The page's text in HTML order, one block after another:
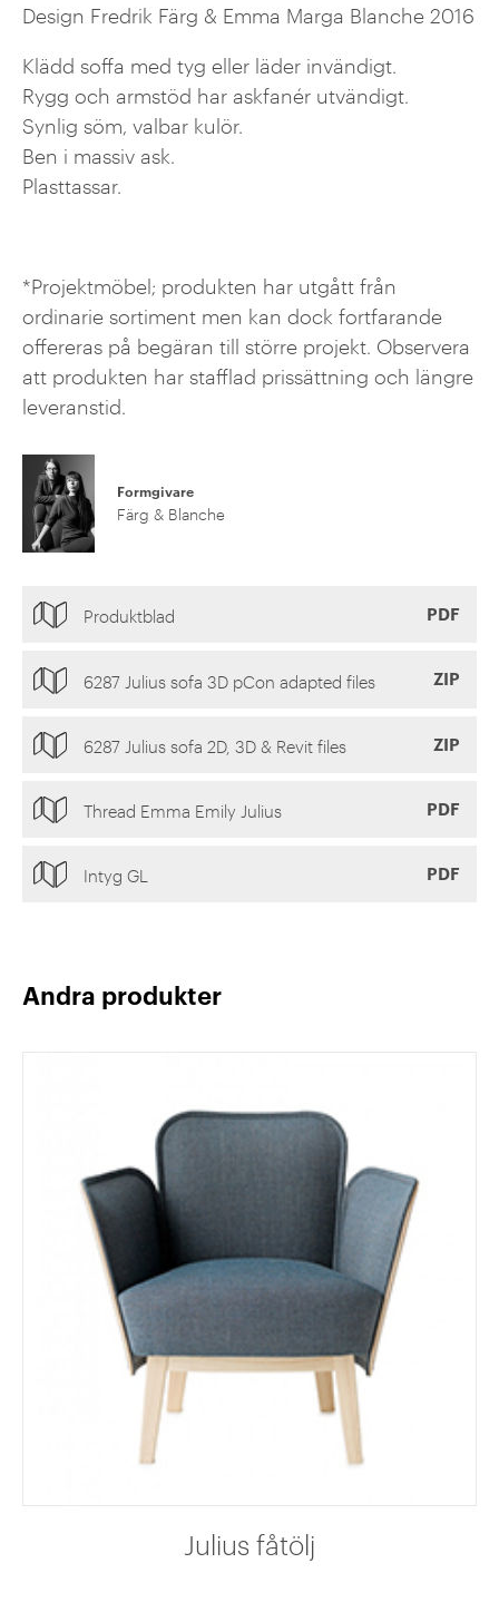
Design Fredrik Färg & Emma Marga Blanche 2016
Klädd soffa med tyg eller läder invändigt.
Rygg och armstöd har askfanér utvändigt.
Synlig söm, valbar kulör.
Ben i massiv ask.
Plasttassar.
*Projektmöbel; produkten har utgått från
ordinarie sortiment men kan dock fortfarande
offereras på begäran till större projekt. Observera
att produkten har stafflad prissättning och längre
leveranstid.
Formgivare
Färg & Blanche
Produktblad PDF
6287 Julius sofa 3D pCon adapted files ZIP
6287 Julius sofa 2D, 3D & Revit files ZIP
Thread Emma Emily Julius PDF
Intyg GL PDF
Andra produkter
Julius fåtölj